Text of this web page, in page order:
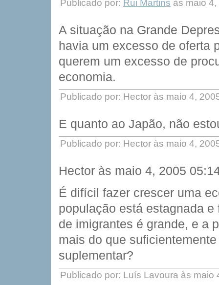
Publicado por: Rui Martins às maio
A situação na Grande
havia um excesso de oferta
querem um excesso de
economia.
Publicado por: Hector às maio 4,
E quanto ao Japão, não
Publicado por: Hector às maio 4,
Hector às maio 4, 2005
É difícil fazer crescer uma
população está estagnada
de imigrantes é grande, e a
mais do que
suplementar?
Publicado por: Luís Lavoura às maio